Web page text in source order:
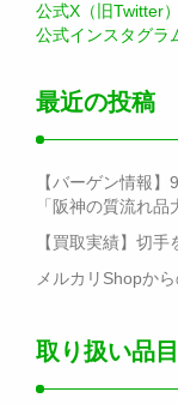
公式X（旧Twitter）
公式インスタグラ
最近の投稿
【バーゲン情報
「阪神の質流れ
【買取実績】切
メルカリShopか
取り扱い品目